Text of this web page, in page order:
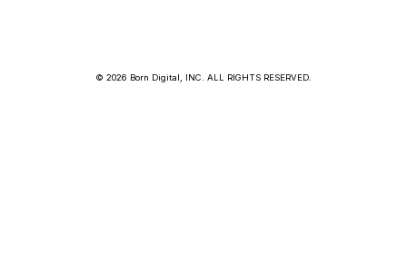
© 2026 Born Digital, INC. ALL RIGHTS RESERVED.